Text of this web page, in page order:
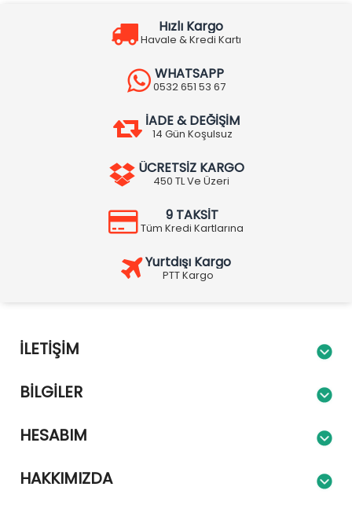
Hızlı Kargo
Havale & Kredi Kartı
WHATSAPP
0532 651 53 67
İADE & DEĞİŞİM
14 Gün Koşulsuz
ÜCRETSİZ KARGO
450 TL Ve Üzeri
9 TAKSİT
Tüm Kredi Kartlarına
Yurtdışı Kargo
PTT Kargo
İLETIŞIM
BILGILER
HESABIM
HAKKIMIZDA